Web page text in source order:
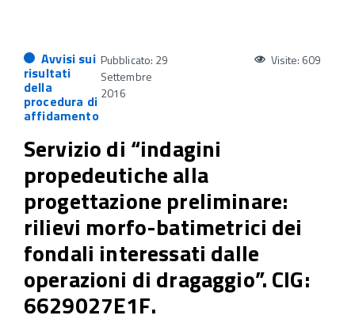
Avvisi sui
risultati
della
procedura di
affidamento
Pubblicato: 29
Settembre
2016
Visite: 609
Servizio di “indagini
propedeutiche alla
progettazione preliminare:
rilievi morfo-batimetrici dei
fondali interessati dalle
operazioni di dragaggio”. CIG:
6629027E1F.